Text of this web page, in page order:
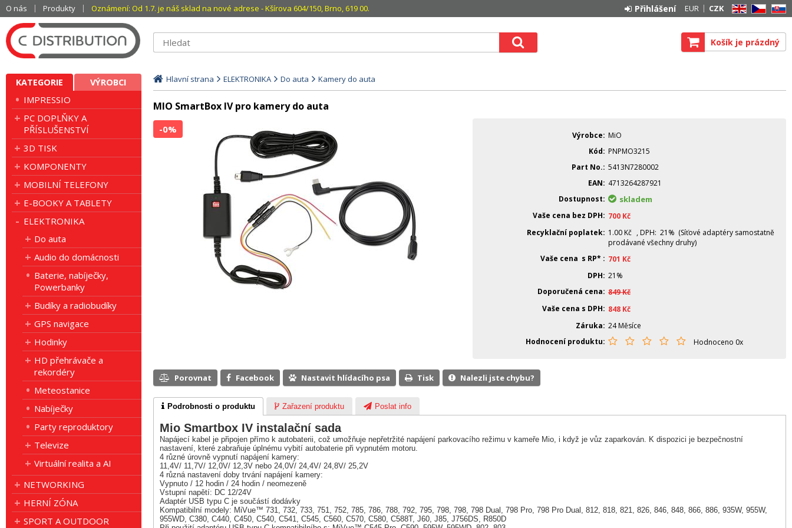
O nás Produkty Oznámení: Od 1.7. je náš sklad na nové adrese - Kšírova 604/150, Brno, 619 00. EN CZ SK
EUR CZK
Přihlášení
Košík je prázdný
KATEGORIE VÝROBCI
IMPRESSIO
PC DOPLŇKY A
PŘÍSLUŠENSTVÍ
3D TISK
KOMPONENTY
MOBILNÍ TELEFONY
E-BOOKY A TABLETY
ELEKTRONIKA
Do auta
Audio do domácnosti
Baterie, nabíječky,
Powerbanky
Budíky a radiobudíky
GPS navigace
Hodinky
HD přehrávače a
rekordéry
Meteostanice
Nabíječky
Party reproduktory
Televize
Virtuální realita a AI
NETWORKING
HERNÍ ZÓNA
SPORT A OUTDOOR
Hlavní strana ELEKTRONIKA Do auta Kamery do auta
MIO SmartBox IV pro kamery do auta
-0%
Výrobce
MiO
Kód
PNPMO3215
Part No. 5413N7280002
EAN
4713264287921
Dostupnost
skladem
Vaše cena bez DPH 700 Kč
Recyklační poplatek 1.00 Kč , DPH: 21% (Síťové adaptéry samostatně
prodávané všechny druhy)
Vaše cena s RP*
701 Kč
DPH 21%
Doporučená cena 849Kč
Vaše cena s DPH
848 Kč
Záruka 24 Měsíce
Hodnocení produktu
Hodnoceno 0x
Porovnat Facebook Nastavit hlídacího psa Tisk Nalezli jste chybu?
Podrobnosti o produktu Zařazení produktu Poslat info
Mio Smartbox IV instalační sada
Napájecí kabel je připojen přímo k autobaterii, což umožňuje nepřetržité napájení parkovacího režimu v kameře Mio, i když je vůz zaparkován. K dispozici je bezpečnostní
nastavení, které zabraňuje úplnému vybití autobaterie při vypnutém motoru.
4 různé úrovně vypnutí napájení kamery:
11,4V/ 11,7V/ 12,0V/ 12,3V nebo 24,0V/ 24,4V/ 24,8V/ 25,2V
4 různá nastavení doby trvání napájení kamery:
Vypnuto / 12 hodin / 24 hodin / neomezeně
Vstupní napětí: DC 12/24V
Adaptér USB typu C je součástí dodávky
Kompatibilní modely: MiVue™ 731, 732, 733, 751, 752, 785, 786, 788, 792, 795, 798, 798, 798 Dual, 798 Pro, 798 Pro Dual, 812, 818, 821, 826, 846, 848, 866, 886, 935W, 955W,
955WD, C380, C440, C450, C540, C541, C545, C560, C570, C580, C588T, J60, J85, J756DS, R850D